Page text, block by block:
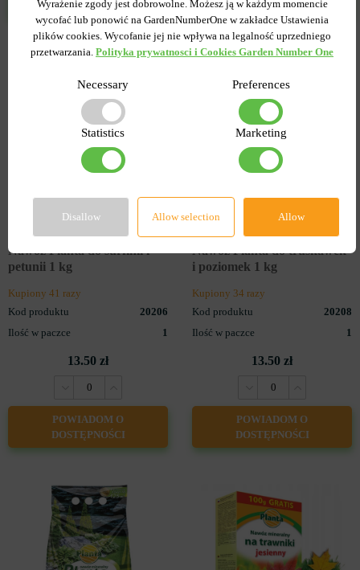
DOSTĘPNOŚCI DOSTĘPNOŚCI
Nawóz Planta do surfinii i
petunii 1 kg
Kupiony 41 razy
Kod produktu
20206
Ilość w paczce
1
13.50 zł
POWIADOM O
DOSTĘPNOŚCI
0
Nawoz Planta do truskawek
i poziomek 1 kg
Kupiony 34 razy
Kod produktu
20208
Ilość w paczce
1
13.50 zł
POWIADOM O
DOSTĘPNOŚCI
Wyrażenie zgody jest dobrowolne. Możesz ją w każdym momencie
wycofać lub ponowić na GardenNumberOne w zakładce Ustawienia
plików cookies. Wycofanie jej nie wpływa na legalność uprzedniego
przetwarzania. Polityka prywatnosci i Cookies Garden Number One
Necessary Preferences
Statistics Marketing
Disallow Allow selection Allow